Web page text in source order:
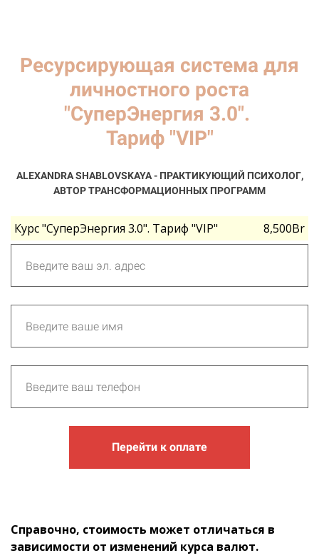
Ресурсирующая система для
личностного роста
"СуперЭнергия 3.0".
Тариф "VIP"
ALEXANDRA SHABLOVSKAYA - ПРАКТИКУЮЩИЙ ПСИХОЛОГ,
АВТОР ТРАНСФОРМАЦИОННЫХ ПРОГРАММ
Курс "СуперЭнергия 3.0". Тариф "VIP" 8,500Br
Перейти к оплате
Справочно, стоимость может отличаться в
зависимости от изменений курса валют.